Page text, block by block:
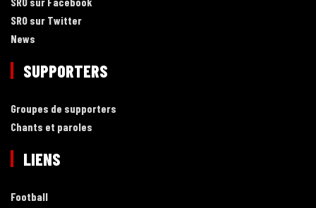
SRO sur Twitter
News
SUPPORTERS
Groupes de supporters
Chants et paroles
LIENS
Football